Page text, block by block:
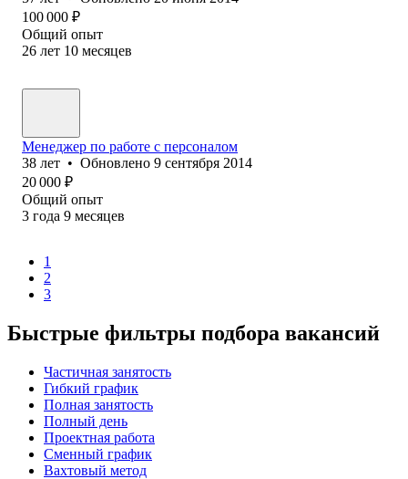
100 000 ₽
Общий опыт
26 лет 10 месяцев
Менеджер по работе с персоналом
38 лет • Обновлено 9 сентября 2014
20 000 ₽
Общий опыт
3 года 9 месяцев
1
2
3
Быстрые фильтры подбора вакансий
Частичная занятость
Гибкий график
Полная занятость
Полный день
Проектная работа
Сменный график
Вахтовый метод